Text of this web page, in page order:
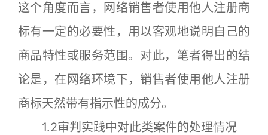
这个角度而言，网络销售者使用他人注册商
标有一定的必要性，用以客观地说明自己的
商品特性或服务范围。对此，笔者得出的结
论是，在网络环境下，销售者使用他人注册
商标天然带有指示性的成分。
1.2审判实践中对此类案件的处理情况